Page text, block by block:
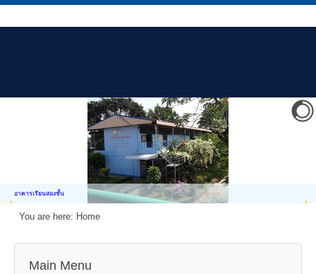
อาคารเรียนสองชั้น
You are here: Home
Main Menu